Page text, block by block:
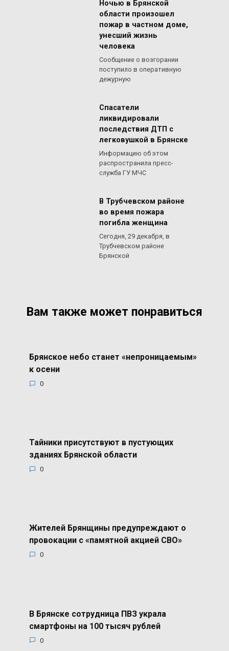
Ночью в Брянской
области произошел
пожар в частном доме,
унесший жизнь
человека
Сообщение о возгорании
поступило в оперативную
дежурную
Спасатели
ликвидировали
последствия ДТП с
легковушкой в Брянске
Информацию об этом
распространила пресс-
служба ГУ МЧС
В Трубчевском районе
во время пожара
погибла женщина
Сегодня, 29 декабря, в
Трубчевском районе
Брянской
Вам также может понравиться
Брянское небо станет «непроницаемым»
к осени
0
Тайники присутствуют в пустующих
зданиях Брянской области
0
Жителей Брянщины предупреждают о
провокации с «памятной акцией СВО»
0
В Брянске сотрудница ПВЗ украла
смартфоны на 100 тысяч рублей
0